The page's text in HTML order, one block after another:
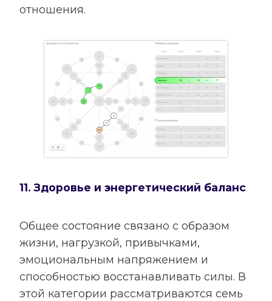
отношения.
11. Здоровье и энергетический баланс
Общее состояние связано с образом
жизни, нагрузкой, привычками,
эмоциональным напряжением и
способностью восстанавливать силы. В
этой категории рассматриваются семь